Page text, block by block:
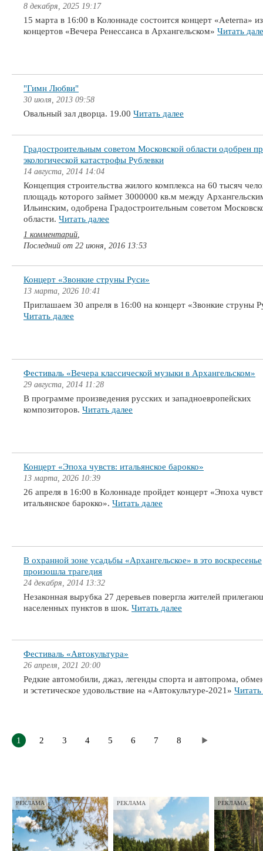
8 декабря, 2025 19:17
15 марта в 16:00 в Колоннаде состоится концерт «Aeterna»
концертов «Вечера Ренессанса в Архангельском» Читать
"Гимн Любви"
30 июля, 2013 09:58
Овальный зал дворца. 19.00 Читать далее
Градостроительным советом Московской области одобрен
экологической катастрофы Рублевки
14 августа, 2014 14:04
Концепция строительства жилого комплекса на 60 тысяч
площадь которого займет 3000000 кв.м между
Ильинским, одобрена Градостроительным советом
области. Читать далее
1 комментарий,
Последний от 22 июня, 2016 13:53
Концерт «Звонкие струны Руси»
13 марта, 2026 10:41
Приглашаем 30 апреля в 16:00 на концерт «Звонкие струны
Читать далее
Фестиваль «Вечера классической музыки в Архангельском»
29 августа, 2014 11:28
В программе произведения русских и западноевропейских
композиторов. Читать далее
Концерт «Эпоха чувств: итальянское барокко»
13 марта, 2026 10:39
26 апреля в 16:00 в Колоннаде пройдет концерт «Эпоха
итальянское барокко». Читать далее
В охранной зоне усадьбы «Архангельское» в это воскресенье
произошла трагедия
24 декабря, 2014 13:32
Незаконная вырубка 27 деревьев повергла жителей
населенных пунктов в шок. Читать далее
Фестиваль «Автокультура»
26 апреля, 2021 20:00
Редкие автомобили, джаз, легенды спорта и автопрома,
и эстетическое удовольствие на «Автокультуре-2021» Читать
1 2 3 4 5 6 7 8
РЕКЛАМА РЕКЛАМА РЕКЛАМА